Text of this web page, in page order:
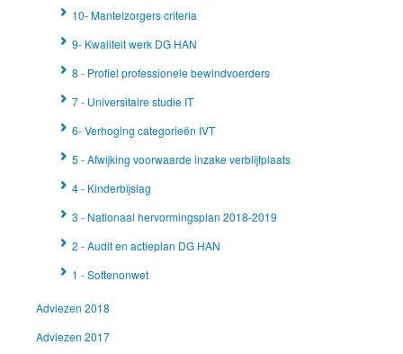
10- Mantelzorgers criteria
9- Kwaliteit werk DG HAN
8 - Profiel professionele bewindvoerders
7 - Universitaire studie IT
6- Verhoging categorieën IVT
5 - Afwijking voorwaarde inzake verblijfplaats
4 - Kinderbijslag
3 - Nationaal hervormingsplan 2018-2019
2 - Audit en actieplan DG HAN
1 - Softenonwet
Adviezen 2018
Adviezen 2017